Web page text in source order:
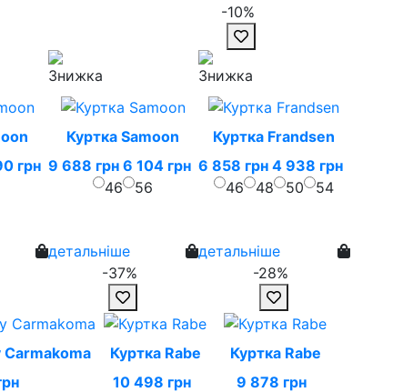
-10%
грн
Куртка Samoon
9 688 грн 6 104 грн
46
56
детальніше
-37%
Куртка Frandsen
6 858 грн 4 938 грн
46
48 50 54
детальніше
-28%
Куртка Rabe
10 498 грн
Куртка Rabe
9 878 грн